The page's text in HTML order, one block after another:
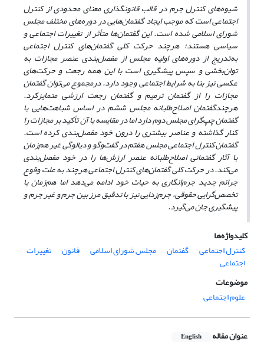
شیوه‌های کنترل جرم در قالب قانونگذاری معنای محدودی از کنترل
اجتماعی است که موجب ایجاد گفتمان‌هایی در دوره‌های مختلف مجلس
شورای اسلامی شده است. این گفتمان‌ها متأثر از تغییرات اجتماعی و
سیاسی هستند؛ هر‌چند حرکت کلی گفتمان‌های کنترل اجتماعی
به‌تدریج از دوره‌های اولیه مجلس از مفصل‌بندی عنصر مجازات به
توان‌بخشی و سپس پیشگیری است با این همه رجعت و حرکت‌های
عکسی نیز بنا به شرایط اجتماعی وجود دارد. در‌مجموع می‌توان گفتمان
مجازات را از گفتمان ترمیم و گفتمان رجعت ارزشی متمایزکرد.
هر‌چندگفتمان اصلاح‌طلبانه مجلس ششم در اساس شباهت‌هایی با
گفتمان چپ‌گرای مجلس دوم دارد اما در مقایسه با آن تأکید بر مجازات را
کنار گذاشته و عناصر بیشتری را درون خود مفصل‌بندی کرده است.
گفتمان کنترل اجتماعی مجلس هفتم در گفت‌وگو و دیالوگی غیر هم‌زمان
با آثار گفتمانی اصلاح‌طلبانه عنصر ارزش‌ها را در خود مفصل‌بندی
می‌کند. در حرکت کلی گفتمان‌های کنترل اجتماعی هرچند به علت وقوع
جرائم جدید جرم‌انگاری به حیات خود ادامه می‌دهد اما هم‌زمان با
تخصص‌گرایی حقوقی‌، جرم‌زدایی نیز با تدقیق مرز بین جرم و غیر جرم و
پیشگیری جان می‌گیرد.
کلیدواژه‌ها
کنترل اجتماعی
گفتمان مجلس شورای اسلامی قانون تغییرات
اجتماعی
موضوعات
علوم اجتماعی
عنوان مقاله English